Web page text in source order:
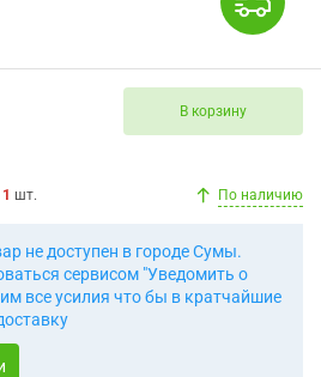
В корзину
1 шт. По наличию
не доступен в городе Сумы.
сервисом "Уведомить о
все усилия что бы в кратчайшие